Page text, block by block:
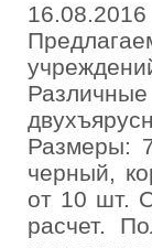
16.08.2016
Размеры:
черный,
от 10 шт.
расчет.